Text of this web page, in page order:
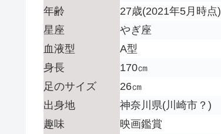
年齢
27歳(2021年5月時点)
星座
やぎ座
血液型
A型
身長
170㎝
足のサイズ
26㎝
出身地
神奈川県(川崎市？)
趣味
映画鑑賞